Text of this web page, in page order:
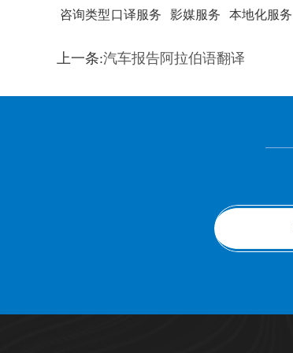
咨询类型口译服务 影媒服务 本地化服务
训翻译 标准级 专业级
上一条:汽车报告阿拉伯语翻译